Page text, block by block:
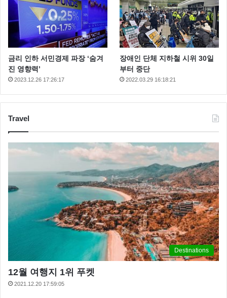
금리 인하 서민경제 파장 ‘숨겨
진 영향력’
2023.12.26 17:26:17
장애인 단체 지하철 시위 30일
부터 중단
2022.03.29 16:18:21
Travel
Destinations
12월 여행지 1위 푸켓
2021.12.20 17:59:05